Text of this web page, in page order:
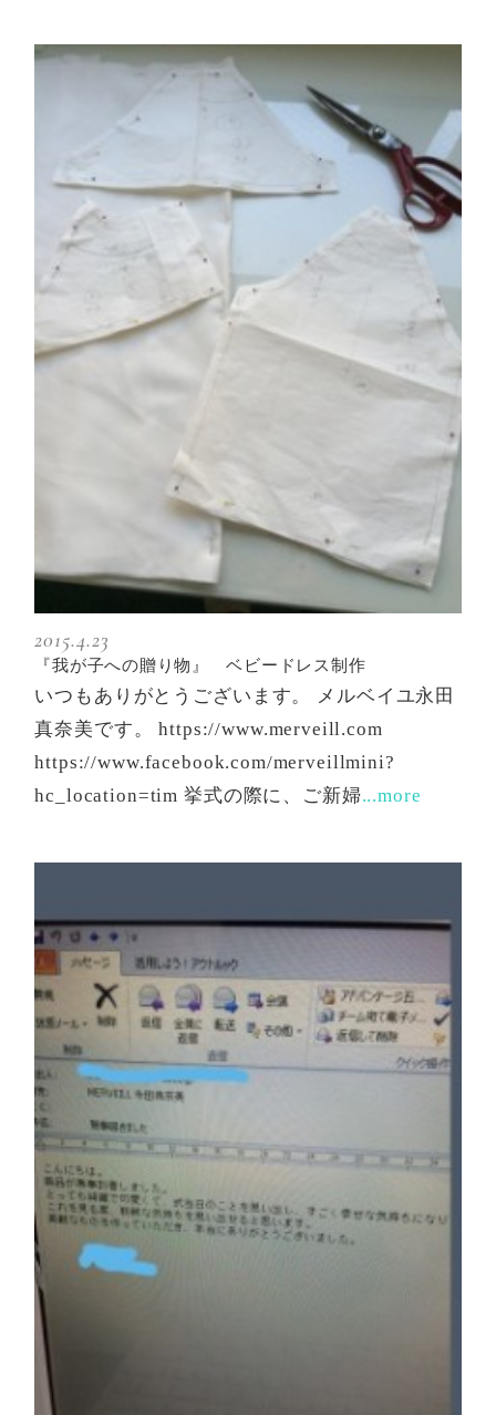
2015.4.23
『我が子への贈り物』 ベビードレス制作
いつもありがとうございます。 メルベイユ永田
真奈美です。 https://www.merveill.com
https://www.facebook.com/merveillmini?
hc_location=tim 挙式の際に、ご新婦...more